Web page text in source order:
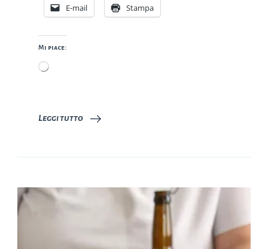
E-mail Stampa
Mi piace:
Caricamento
Leggi tutto